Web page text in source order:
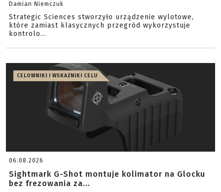
Damian Niemczuk
Strategic Sciences stworzyło urządzenie wylotowe,
które zamiast klasycznych przegród wykorzystuje
kontrolo...
CELOWNIKI I WSKAŹNIKI CELU
06.08.2026
Sightmark G-Shot montuje kolimator na Glocku
bez frezowania za...